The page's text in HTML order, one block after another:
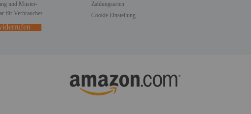
und Muster-
für Verbraucher
Zahlungsarten
Cookie Einstellung